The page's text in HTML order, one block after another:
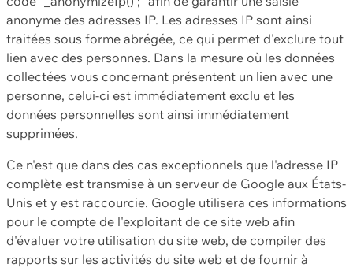
anonyme des adresses IP. Les adresses IP sont ainsi
traitées sous forme abrégée, ce qui permet d'exclure tout
lien avec des personnes. Dans la mesure où les données
collectées vous concernant présentent un lien avec une
personne, celui-ci est immédiatement exclu et les
données personnelles sont ainsi immédiatement
supprimées.
Ce n'est que dans des cas exceptionnels que l'adresse IP
complète est transmise à un serveur de Google aux États-
Unis et y est raccourcie. Google utilisera ces informations
pour le compte de l'exploitant de ce site web afin
d'évaluer votre utilisation du site web, de compiler des
rapports sur les activités du site web et de fournir à